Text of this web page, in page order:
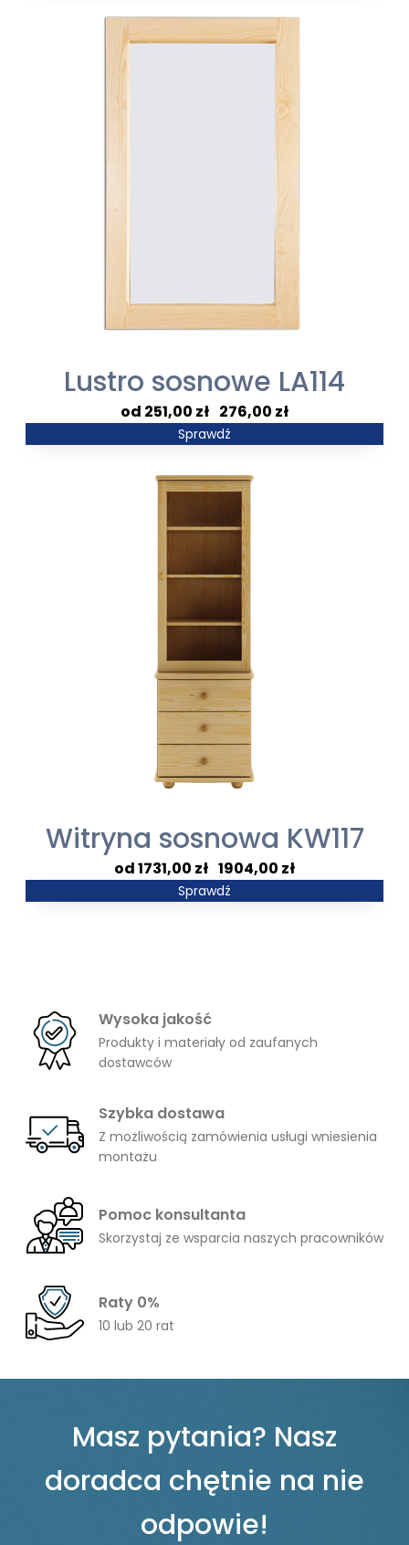
1059,00 zł
do
1165,00 zł
Lustro sosnowe LA114
251,00 zł 276,00 zł
Zakres
251,00 zł
276,00 zł
Sprawdź
Witryna sosnowa KW117
1731,00 zł 1904,00 zł
Zakres
Sprawdź
Wysoka jakość
Produkty i materiały od zaufanych
dostawców
Szybka dostawa
Z możliwością zamówienia usługi wniesienia
montażu
Pomoc konsultanta
Skorzystaj ze wsparcia naszych pracowników
Raty 0%
10 lub 20 rat
Masz pytania? Nasz
doradca chętnie na nie
odpowie!